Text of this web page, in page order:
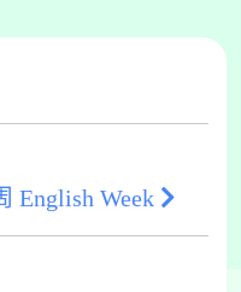
English Week